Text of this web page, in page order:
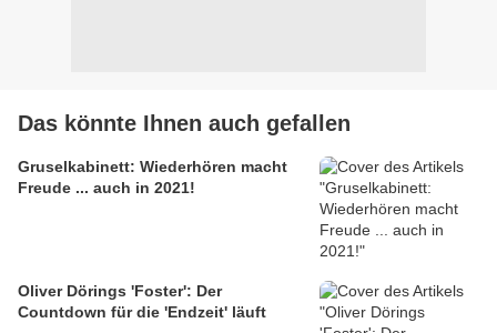
Das könnte Ihnen auch gefallen
Gruselkabinett: Wiederhören macht
Freude ... auch in 2021!
Oliver Dörings 'Foster': Der
Countdown für die 'Endzeit' läuft